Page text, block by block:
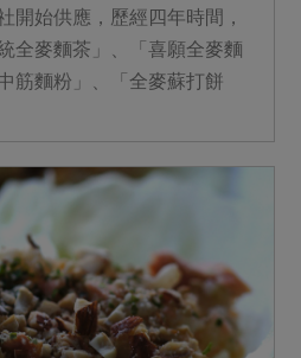
開始供應，歷經四年時間，
全麥麵茶」、「喜願全麥麵
筋麵粉」、「全麥蘇打餅